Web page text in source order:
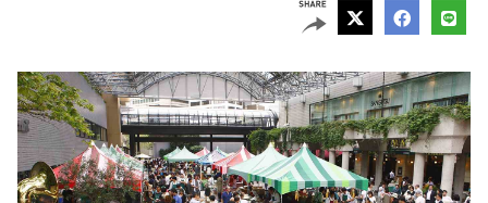
エリアマップ
アクセス
インフォメーション